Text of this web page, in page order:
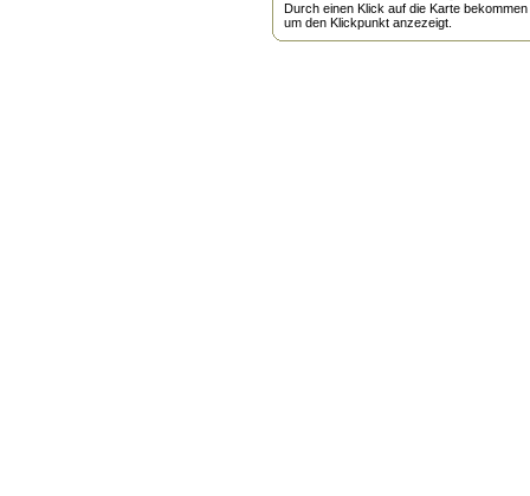
Durch einen Klick auf die Karte
um den Klickpunkt anzezeigt.